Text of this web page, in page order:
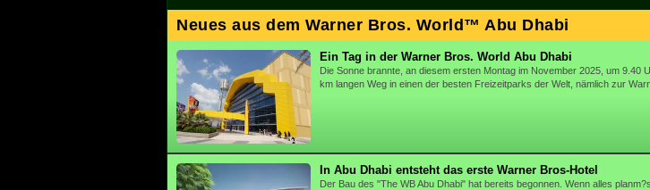
Neues aus dem Warner Bros. World™ Abu Dhabi
Ein Tag in der Warner Bros. World Abu Dhabi
Die Sonne brannte, an diesem ersten Montag im November 2025, um
km langen Weg in einen der besten Freizeitparks der Welt, nämlich zur
In Abu Dhabi entsteht das erste Warner Bros-Hotel
Der Bau des "The WB Abu Dhabi" hat bereits begonnen. Wenn alles